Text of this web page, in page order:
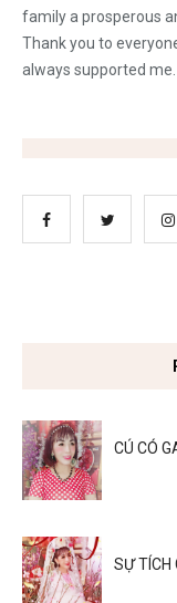
family a prosperous
Thank you to
always supported me.
CÚ CÓ
SỰ TÍCH